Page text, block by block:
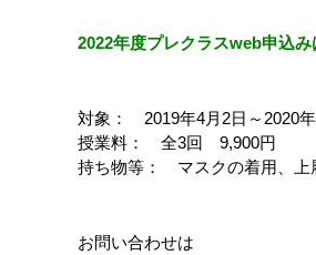
2022年度プレクラスweb申込み
対象： 2019年4月2日～2020
授業料： 全3回 9,900円
持ち物等： マスクの着用、上
お問い合わせは